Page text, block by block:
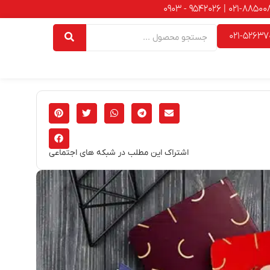
021-
اشتراک این مطلب در شبکه های اجتماعی